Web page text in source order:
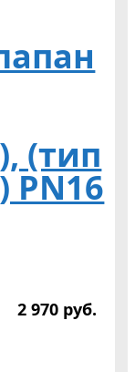
(тип
PN16
2 970 руб.